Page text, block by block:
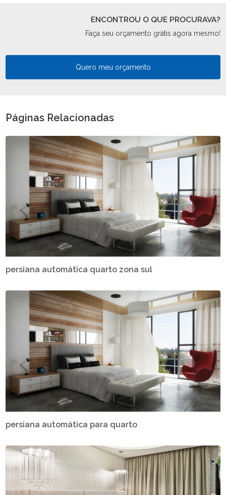
ENCONTROU O QUE PROCURAVA?
Faça seu orçamento grátis agora mesmo!
Quero meu orçamento
Páginas Relacionadas
persiana automática quarto zona sul
persiana automática para quarto